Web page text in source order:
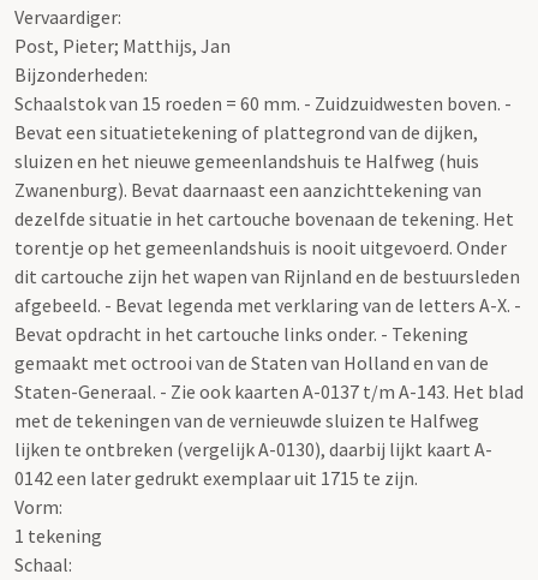
Vervaardiger:
Post, Pieter; Matthijs, Jan
Bijzonderheden:
Schaalstok van 15 roeden = 60 mm. - Zuidzuidwesten boven. -
Bevat een situatietekening of plattegrond van de dijken,
sluizen en het nieuwe gemeenlandshuis te Halfweg (huis
Zwanenburg). Bevat daarnaast een aanzichttekening van
dezelfde situatie in het cartouche bovenaan de tekening. Het
torentje op het gemeenlandshuis is nooit uitgevoerd. Onder
dit cartouche zijn het wapen van Rijnland en de bestuursleden
afgebeeld. - Bevat legenda met verklaring van de letters A-X. -
Bevat opdracht in het cartouche links onder. - Tekening
gemaakt met octrooi van de Staten van Holland en van de
Staten-Generaal. - Zie ook kaarten A-0137 t/m A-143. Het blad
met de tekeningen van de vernieuwde sluizen te Halfweg
lijken te ontbreken (vergelijk A-0130), daarbij lijkt kaart A-
0142 een later gedrukt exemplaar uit 1715 te zijn.
Vorm:
1 tekening
Schaal: